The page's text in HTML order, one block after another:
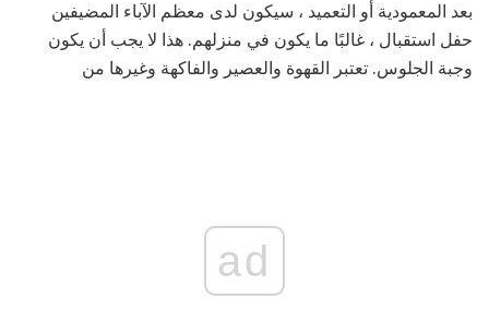
بعد المعمودية أو التعميد ، سيكون لدى معظم الآباء المضيفين
حفل استقبال ، غالبًا ما يكون في منزلهم. هذا لا يجب أن يكون
وجبة الجلوس. تعتبر القهوة والعصير والفاكهة وغيرها من
ad